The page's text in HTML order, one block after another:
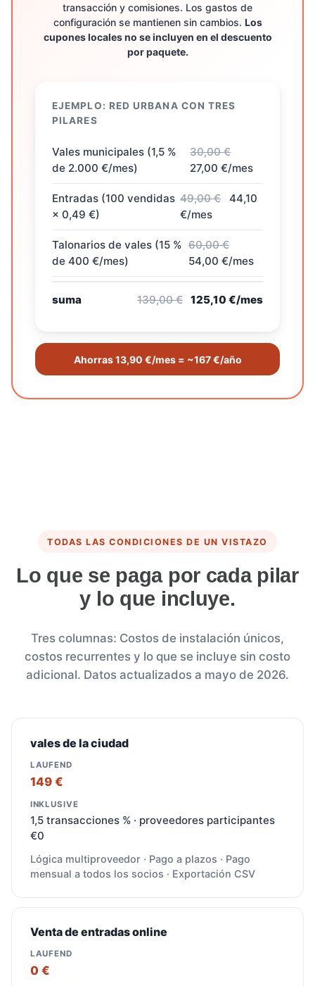
transacción y comisiones. Los gastos de
configuración se mantienen sin cambios. Los
cupones locales no se incluyen en el descuento
por paquete.
EJEMPLO: RED URBANA CON TRES
PILARES
Vales municipales (1,5 %
de 2.000 €/mes)
30,00 €
27,00 €/mes
Entradas (100 vendidas
× 0,49 €)
49,00 €
44,10
€/mes
Talonarios de vales (15 %
de 400 €/mes)
60,00 €
54,00 €/mes
suma 139,00 € 125,10 €/mes
Ahorras13,90 €/mes= ~167 €/año
TODAS LAS CONDICIONES DE UN VISTAZO
Lo que se paga por cada pilar
y lo que incluye.
Tres columnas: Costos de instalación únicos,
costos recurrentes y lo que se incluye sin costo
adicional. Datos actualizados a mayo de 2026.
vales de la ciudad
149 €
1,5 transacciones % · proveedores participantes
€0
Lógica multiproveedor · Pago a plazos · Pago
mensual a todos los socios · Exportación CSV
Venta de entradas online
0 €